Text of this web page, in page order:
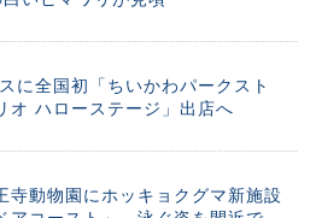
に全国初「ちいかわパークスト
オ ハローステージ」出店へ
寺動物園にホッキョクグマ新施設